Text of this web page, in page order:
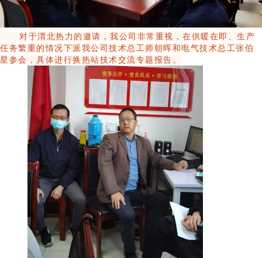
对于渭北热力的邀请，我公司非常重视，在供暖在即、生产
任务繁重的情况下派我公司 技术总工师朝晖和电气技术总工张伯
星参会，具体进行换热站技术交流专题报告。